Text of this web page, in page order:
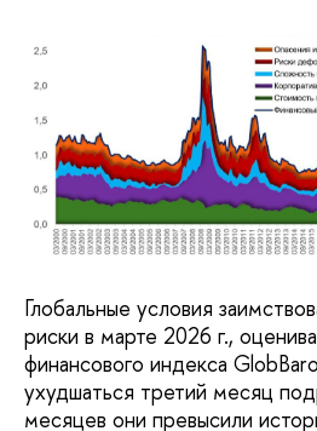
Глобальные условия
риски в марте 2026 г.,
финансового индекса
ухудшаться третий месяц
месяцев они превысили